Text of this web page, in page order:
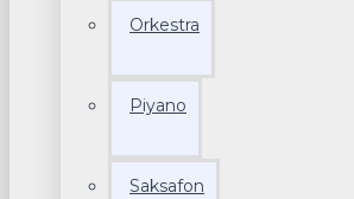
Orkestra
Piyano
Saksafon